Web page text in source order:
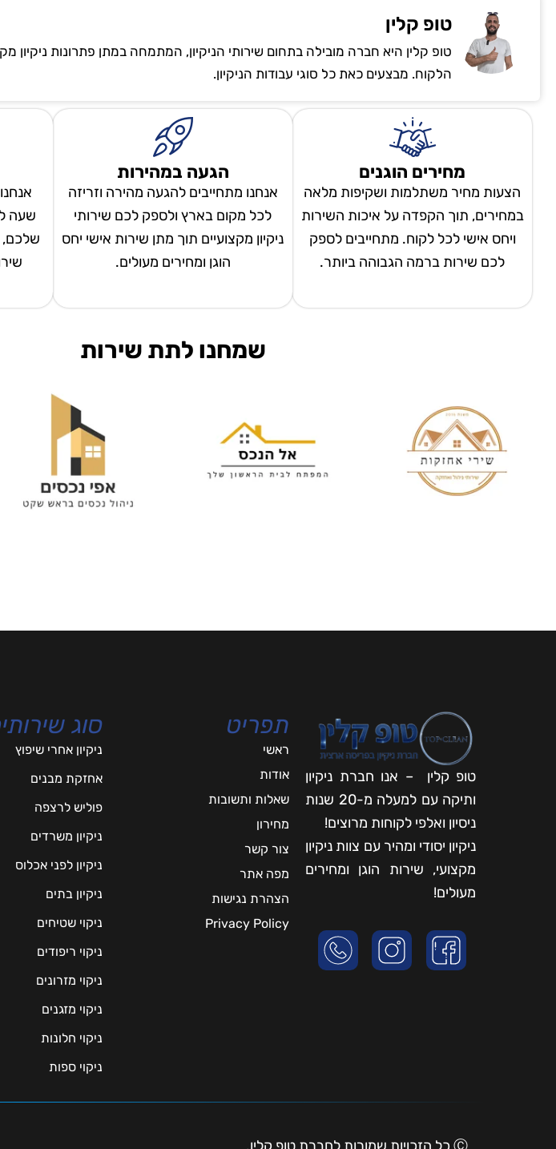
טופ קלין
טופ קלין היא חברה מובילה בתחום שירותי הניקיון, המתמחה במתן פתרונות ניקיון
הלקוח. מבצעים כאת כל סוגי עבודות הניקיון.
מחירים הוגנים
הצעות מחיר משתלמות ושקיפות מלאה
במחירים, תוך הקפדה על איכות השירות
ויחס אישי לכל לקוח. מתחייבים לספק
לכם שירות ברמה הגבוהה ביותר.
הגעה במהירות
אנחנו מתחייבים להגעה מהירה וזריזה
לכל מקום בארץ ולספק לכם שירותי
ניקיון מקצועיים תוך מתן שירות אישי יחס
הוגן ומחירים מעולים.
שעה
שלכם,
שמחנו לתת שירות
טופ קלין – אנו חברת ניקיון
ותיקה עם למעלה מ-20 שנות
ניסיון ואלפי לקוחות מרוצים!
ניקיון יסודי ומהיר עם צוות ניקיון
מקצועי, שירות הוגן ומחירים
מעולים!
תפריט
ראשי
אודות
שאלות ותשובות
מחירון
צור קשר
מפה אתר
הצהרת נגישות
Privacy Policy
סוג
ניקיון אחרי שיפוץ
אחזקת מבנים
פוליש לרצפה
ניקיון משרדים
ניקיון לפני אכלוס
ניקיון בתים
ניקוי שטיחים
ניקוי ריפודים
ניקוי מזרונים
ניקוי מזגנים
ניקוי חלונות
ניקוי ספות
Ⓒ כל הזכויות שמורות לחברת טופ קלין.